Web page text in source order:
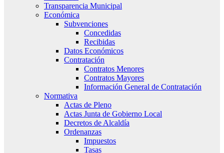
Transparencia Municipal
Económica
Subvenciones
Concedidas
Recibidas
Datos Económicos
Contratación
Contratos Menores
Contratos Mayores
Información General de Contratación
Normativa
Actas de Pleno
Actas Junta de Gobierno Local
Decretos de Alcaldía
Ordenanzas
Impuestos
Tasas